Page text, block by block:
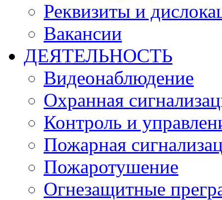
Реквизиты и
Вакансии
ДЕЯТЕЛЬНОСТЬ
Видеонаблюдение
Охранная
Контроль и
Пожарная
Пожаротушение
Огнезащитные